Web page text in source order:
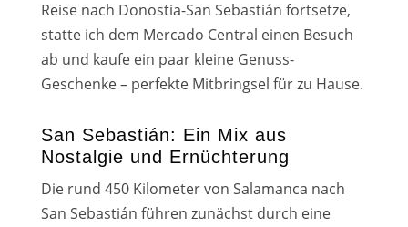
Reise nach Donostia-San Sebastián fort­set­ze,
stat­te ich dem Mercado Central einen Besuch
ab und kau­fe ein paar klei­ne Genuss-
Geschenke – per­fek­te Mitbringsel für zu Hause.
San Sebastián: Ein Mix aus
Nostalgie und Ernüchterung
Die rund 450 Kilometer von Salamanca nach
San Sebastián füh­ren zunächst durch eine